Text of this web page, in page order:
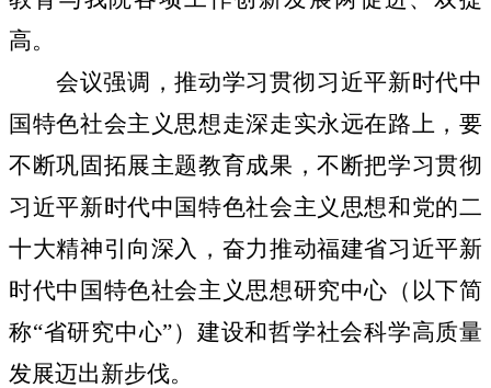
高。
会议强调，推动学习贯彻习近平新时代中
国特色社会主义思想走深走实永远在路上，要
不断巩固拓展主题教育成果，不断把学习贯彻
习近平新时代中国特色社会主义思想和党的二
十大精神引向深入，奋力推动福建省习近平新
时代中国特色社会主义思想研究中心（以下简
称“省研究中心”）建设和哲学社会科学高质量
发展迈出新步伐。